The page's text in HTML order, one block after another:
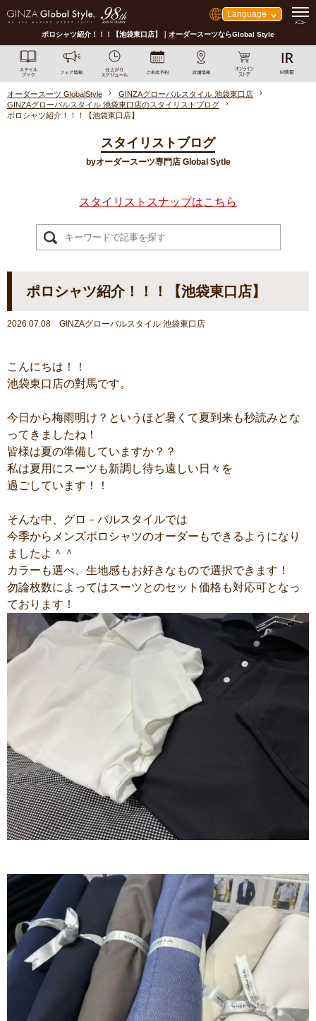
Language
ポロシャツ紹介！！！【池袋東口店】｜オーダースーツならGlobal Style
オーダースーツ GlobalStyle
GINZAグローバルスタイル 池袋東口店
GINZAグローバルスタイル 池袋東口店のスタイリストブログ
ポロシャツ紹介！！！【池袋東口店】
スタイリストブログ
byオーダースーツ専門店 Global Sytle
スタイリストスナップはこちら
ポロシャツ紹介！！！【池袋東口店】
2026.07.08 GINZAグローバルスタイル 池袋東口店
こんにちは！！
池袋東口店の對馬です。
今日から梅雨明け？というほど暑くて夏到来も秒読みとな
ってきましたね！
皆様は夏の準備していますか？？
私は夏用にスーツも新調し待ち遠しい日々を
過ごしています！！
そんな中、グロ－バルスタイルでは
今季からメンズポロシャツのオーダーもできるようになり
ましたよ＾＾
カラーも選べ、生地感もお好きなもので選択できます！
勿論枚数によってはスーツとのセット価格も対応可となっ
ております！